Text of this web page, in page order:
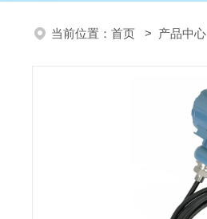
当前位置： 首页 > 产品中心